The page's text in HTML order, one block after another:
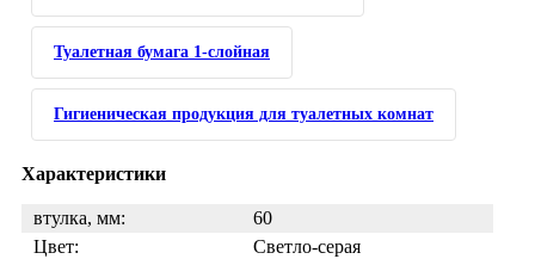
Туалетная бумага 1-слойная
Гигиеническая продукция для туалетных комнат
Характеристики
втулка, мм:
60
Цвет:
Светло-серая